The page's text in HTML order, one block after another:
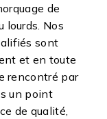
de
lourds. Nos
sont
et en toute
rencontré par
un point
de qualité,